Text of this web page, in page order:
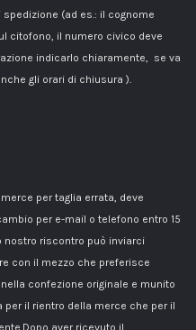
(ad es.: il cognome
citofono, il numero civico deve
indicarlo chiaramente, se va
gli orari di chiusura ).
per taglia errata, deve
per e-mail o telefono entro 15
nostro riscontro può inviarci
con il mezzo che preferisce
confezione originale e munito
il rientro della merce che per il
aver ricevuto il